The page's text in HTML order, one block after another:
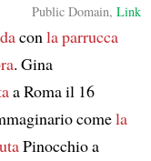
Public Domain,Link
conla parrucca
. Gina
a Roma il 16
comela
Pinocchio a